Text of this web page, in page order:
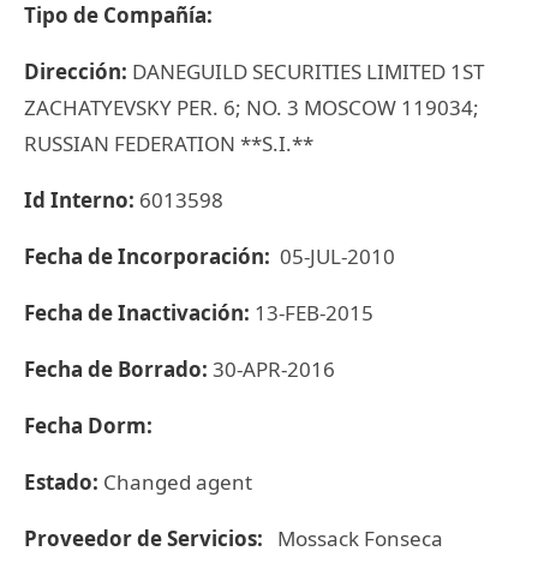
Tipo de Compañía:
Dirección: DANEGUILD SECURITIES LIMITED 1ST
ZACHATYEVSKY PER. 6; NO. 3 MOSCOW 119034;
RUSSIAN FEDERATION **S.I.**
Id Interno: 6013598
Fecha de Incorporación: 05-JUL-2010
Fecha de Inactivación: 13-FEB-2015
Fecha de Borrado: 30-APR-2016
Fecha Dorm:
Estado: Changed agent
Proveedor de Servicios: Mossack Fonseca